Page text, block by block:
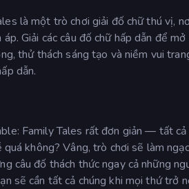
là một trò chơi giải đố chữ thú vị,
Giải các câu đố chữ hấp dẫn để
thử thách sáng tạo và niềm vui
dẫn.
Family Tales rất đơn giản — tất
không? Vâng, trò chơi sẽ làm
câu đố thách thức ngay cả những
sẽ cần tất cả chúng khi mọi thứ trở